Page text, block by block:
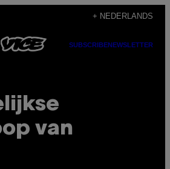
+ NEDERLANDS
SUBSCRIBENEWSLETTER
van